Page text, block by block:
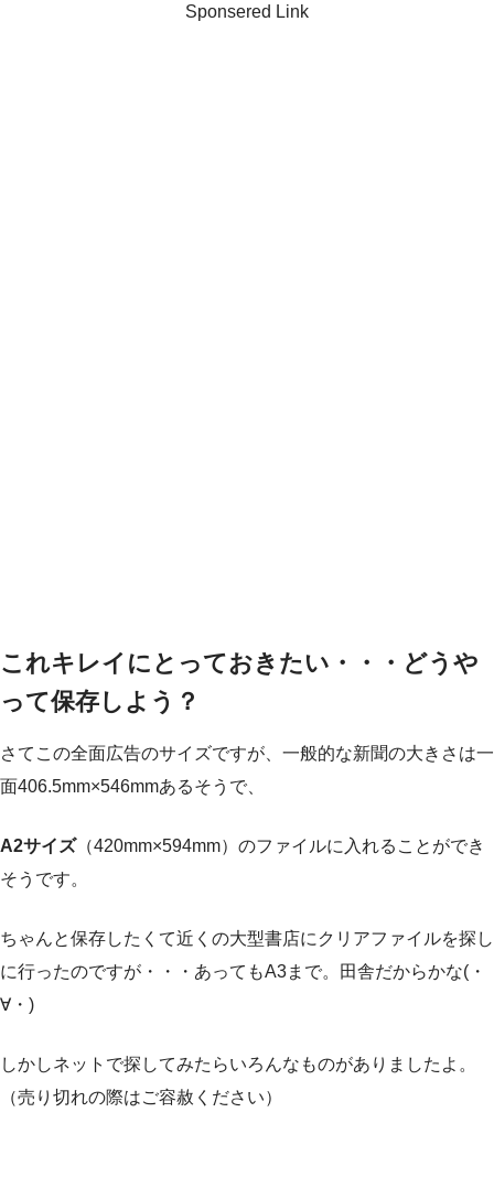
Sponsered Link
これキレイにとっておきたい・・・どうや
って保存しよう？
さてこの全面広告のサイズですが、一般的な新聞の大きさは一
面406.5mm×546mmあるそうで、
A2サイズ（420mm×594mm）のファイルに入れることができ
そうです。
ちゃんと保存したくて近くの大型書店にクリアファイルを探し
に行ったのですが・・・あってもA3まで。田舎だからかな(・
∀・)
しかしネットで探してみたらいろんなものがありましたよ。
（売り切れの際はご容赦ください）